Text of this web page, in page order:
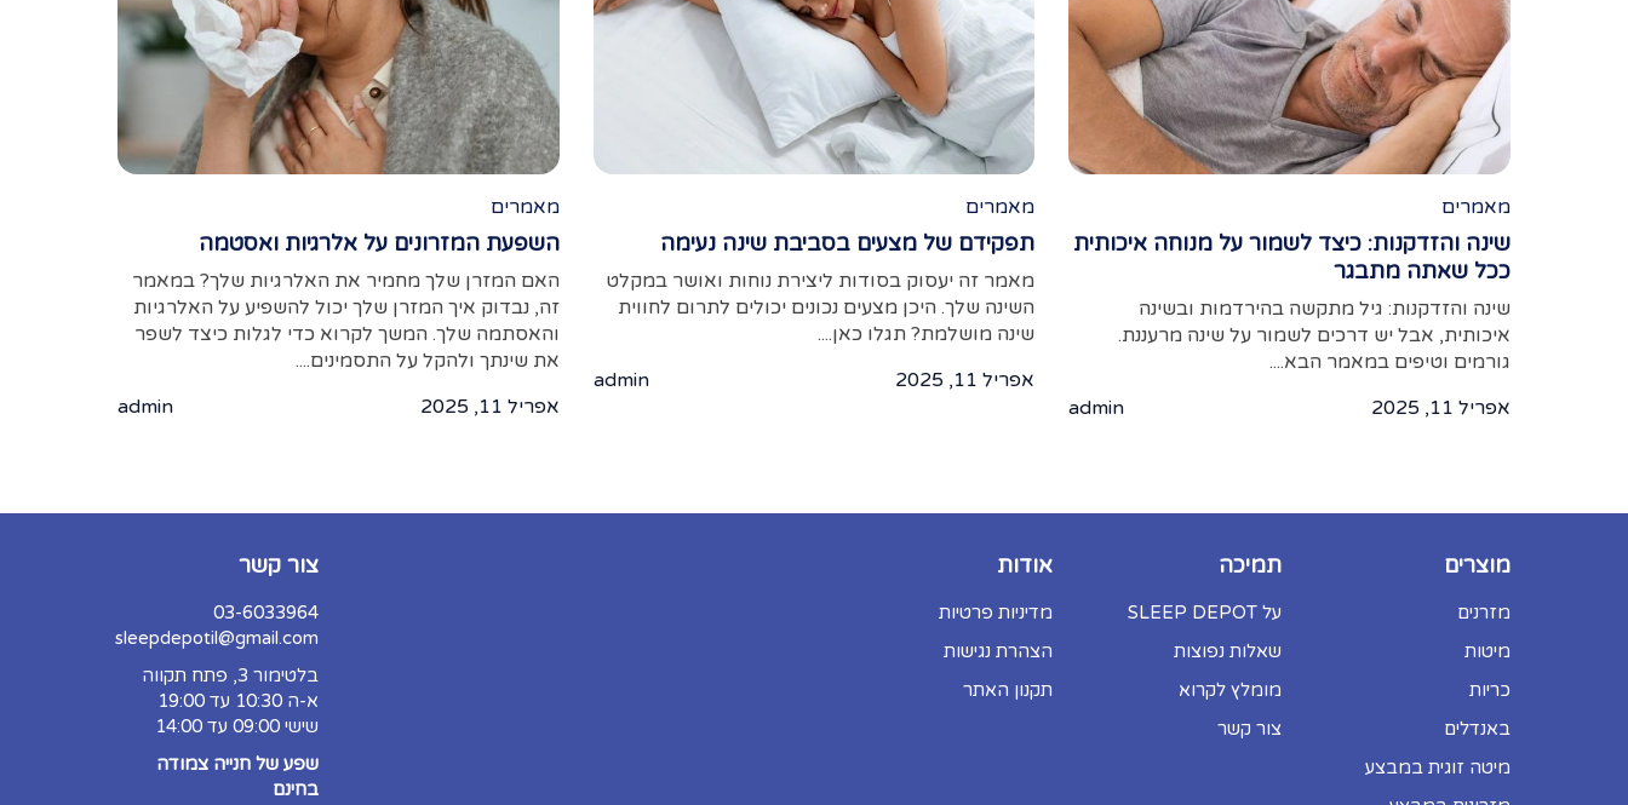
מאמרים
שינה והזדקנות: כיצד לשמור על מנוחה איכותית
ככל שאתה מתבגר
שינה והזדקנות: גיל מתקשה בהירדמות ובשינה
איכותית, אבל יש דרכים לשמור על שינה מרעננת.
גורמים וטיפים במאמר הבא....
אפריל 11, 2025
admin
מאמרים
תפקידם של מצעים בסביבת שינה נעימה
מאמר זה יעסוק בסודות ליצירת נוחות ואושר במקלט
השינה שלך. היכן מצעים נכונים יכולים לתרום לחווית
שינה מושלמת? תגלו כאן....
אפריל 11, 2025
admin
מאמרים
השפעת המזרונים על אלרגיות ואסטמה
האם המזרן שלך מחמיר את האלרגיות שלך? במאמר
זה, נבדוק איך המזרן שלך יכול להשפיע על האלרגיות
והאסתמה שלך. המשך לקרוא כדי לגלות כיצד לשפר
את שינתך ולהקל על התסמינים....
אפריל 11, 2025
admin
מוצרים
מזרנים
מיטות
כריות
באנדלים
מיטה זוגית במבצע
תמיכה
על SLEEP DEPOT
שאלות נפוצות
מומלץ לקרוא
צור קשר
אודות
מדיניות פרטיות
הצהרת נגישות
תקנון האתר
צור קשר
03-6033964
sleepdepotil@gmail.com
בלטימור 3, פתח תקווה
א-ה 10:30 עד 19:00
שישי 09:00 עד 14:00
שפע של חנייה צמודה
בחינם